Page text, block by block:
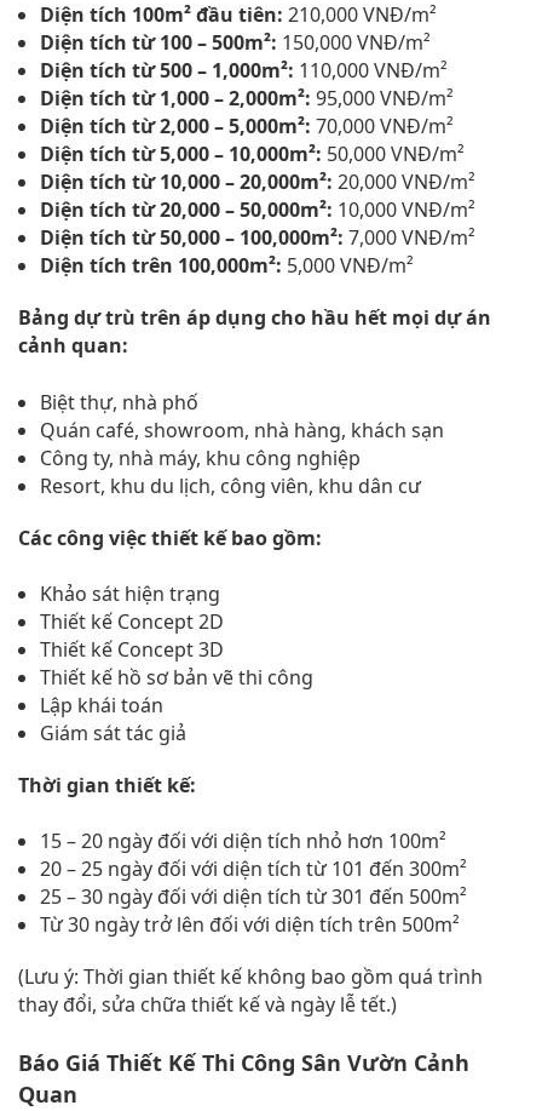
Diện tích 100m² đầu tiên: 210,000 VNĐ/m²
Diện tích từ 100 – 500m²: 150,000 VNĐ/m²
Diện tích từ 500 – 1,000m²: 110,000 VNĐ/m²
Diện tích từ 1,000 – 2,000m²: 95,000 VNĐ/m²
Diện tích từ 2,000 – 5,000m²: 70,000 VNĐ/m²
Diện tích từ 5,000 – 10,000m²: 50,000 VNĐ/m²
Diện tích từ 10,000 – 20,000m²: 20,000 VNĐ/m²
Diện tích từ 20,000 – 50,000m²: 10,000 VNĐ/m²
Diện tích từ 50,000 – 100,000m²: 7,000 VNĐ/m²
Diện tích trên 100,000m²: 5,000 VNĐ/m²
Bảng dự trù trên áp dụng cho hầu hết mọi dự án
cảnh quan:
Biệt thự, nhà phố
Quán café, showroom, nhà hàng, khách sạn
Công ty, nhà máy, khu công nghiệp
Resort, khu du lịch, công viên, khu dân cư
Các công việc thiết kế bao gồm:
Khảo sát hiện trạng
Thiết kế Concept 2D
Thiết kế Concept 3D
Thiết kế hồ sơ bản vẽ thi công
Lập khái toán
Giám sát tác giả
Thời gian thiết kế:
15 – 20 ngày đối với diện tích nhỏ hơn 100m²
20 – 25 ngày đối với diện tích từ 101 đến 300m²
25 – 30 ngày đối với diện tích từ 301 đến 500m²
Từ 30 ngày trở lên đối với diện tích trên 500m²
(Lưu ý: Thời gian thiết kế không bao gồm quá trình
thay đổi, sửa chữa thiết kế và ngày lễ tết.)
Báo Giá Thiết Kế Thi Công Sân Vườn Cảnh
Quan